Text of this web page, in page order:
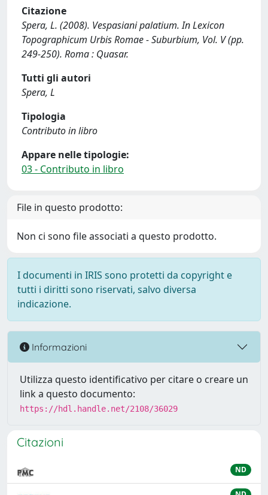
Citazione
Spera, L. (2008). Vespasiani palatium. In Lexicon
Topographicum Urbis Romae - Suburbium, Vol. V (pp.
249-250). Roma : Quasar.
Tutti gli autori
Spera, L
Tipologia
Contributo in libro
Appare nelle tipologie:
03 - Contributo in libro
File in questo prodotto:
Non ci sono file associati a questo prodotto.
I documenti in IRIS sono protetti da copyright e
tutti i diritti sono riservati, salvo diversa
indicazione.
Informazioni
Utilizza questo identificativo per citare o creare un
link a questo documento:
https://hdl.handle.net/2108/36029
Citazioni
ND